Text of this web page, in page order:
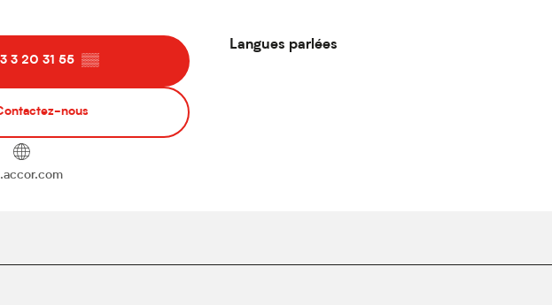
3 20 31 55 ▒▒
nous
Langues parlées
Langues parlées